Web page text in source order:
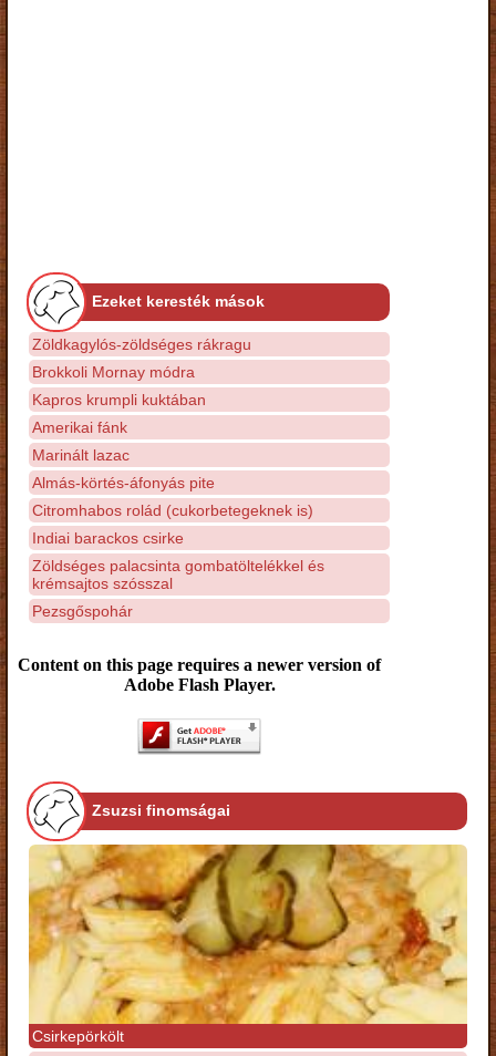
Ezeket keresték mások
Zöldkagylós-zöldséges rákragu
Brokkoli Mornay módra
Kapros krumpli kuktában
Amerikai fánk
Marinált lazac
Almás-körtés-áfonyás pite
Citromhabos rolád (cukorbetegeknek is)
Indiai barackos csirke
Zöldséges palacsinta gombatöltelékkel és
krémsajtos szósszal
Pezsgőspohár
Content on this page requires a newer version of
Adobe Flash Player.
Zsuzsi finomságai
Csirkepörkölt